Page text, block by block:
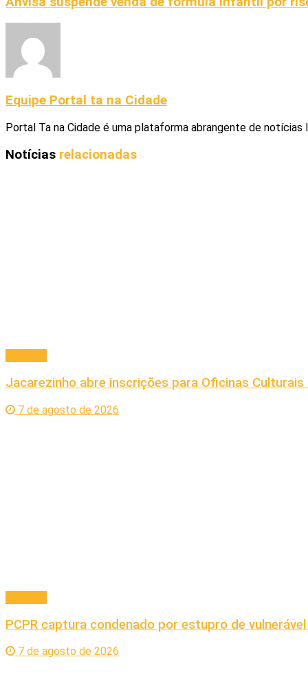
Equipe Portal ta na Cidade
Portal Ta na Cidade é uma plataforma abrangente de
Notícias relacionadas
Jacarezinho abre inscrições para Oficinas
7 de agosto de 2026
PCPR captura condenado por estupro de
7 de agosto de 2026